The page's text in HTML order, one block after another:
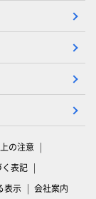
の注意
表記
表示 会社案内